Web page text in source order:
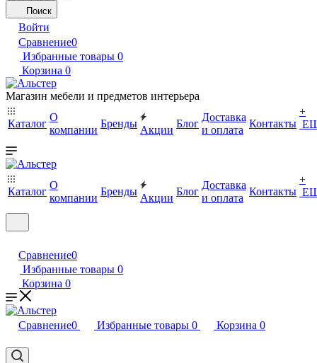
Поиск
Войти
Сравнение0
Избранные товары 0
Корзина 0
Магазин мебели и предметов интерьера
Каталог
О
компании
Бренды
Акции
Блог
Доставка
и оплата
Контакты
+
Каталог
О
компании
Бренды
Акции
Блог
Доставка
и оплата
Контакты
+
Сравнение0
Избранные товары 0
Корзина 0
Сравнение0 Избранные товары 0 Корзина 0